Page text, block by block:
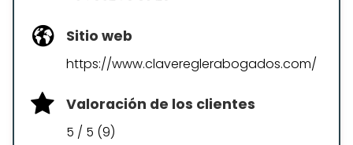
Sitio web
https://www.clavereglerabogados.com/
Valoración de los clientes
5 / 5 (9)